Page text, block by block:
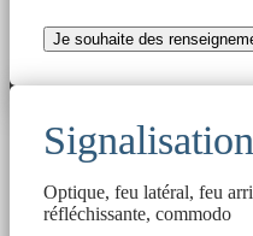
Je souhaite des
Signalisation
Optique, feu latéral, feu
réfléchissante, commodo